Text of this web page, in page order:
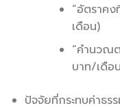
“อัตราค
เดือน)
“คำนวณ
บาท/เดือ
ปัจจัยที่กระทบค่าธร